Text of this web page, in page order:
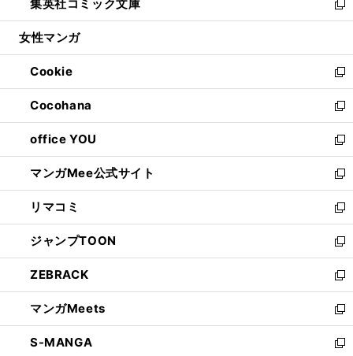
く
で
開
ド
ウ
開
く
ィ
ン
ウ
で
開
く
い
ウ
ン
ド
ウ
で
開
く
集英社コミック文庫
新
し
ウ
ィ
ン
ド
ウ
で
開
く
女性マンガ
Cookie
新
し
い
ウ
ィ
ン
ド
ウ
で
開
く
Cocohana
新
し
い
ウ
ィ
ン
ド
ウ
で
開
く
office YOU
新
し
い
ウ
ィ
ン
ド
ウ
で
開
く
マンガMee公式サイト
新
し
い
ウ
ィ
ン
ド
ウ
で
開
く
リマコミ
新
し
い
ウ
ィ
ン
ド
ウ
で
ジャンプTOON
新
し
い
ウ
ィ
ン
ド
ZEBRACK
新
し
い
ウ
ィ
マンガMeets
新
し
い
S-MANGA
新